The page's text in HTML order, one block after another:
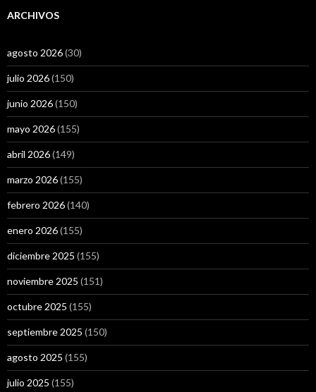
ARCHIVOS
agosto 2026(30)
julio 2026(150)
junio 2026(150)
mayo 2026(155)
abril 2026(149)
marzo 2026(155)
febrero 2026(140)
enero 2026(155)
diciembre 2025 (155)
noviembre 2025 (151)
octubre 2025 (155)
septiembre 2025 (150)
agosto 2025 (155)
julio 2025 (155)